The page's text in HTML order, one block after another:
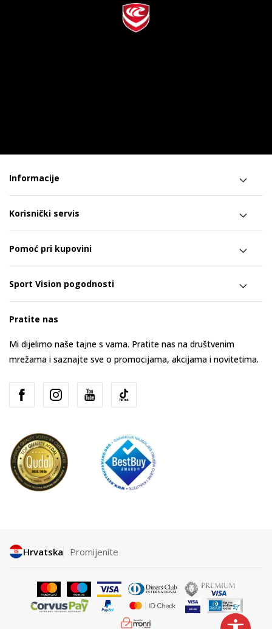
Informacije
Korisnički servis
Pomoć pri kupovini
Sport Vision pogodnosti
Pratite nas
Mi dijelimo naše tajne s vama. Pratite nas na društvenim
mrežama i saznajte sve o promocijama, akcijama i novitetima.
Hrvatska Promijenite